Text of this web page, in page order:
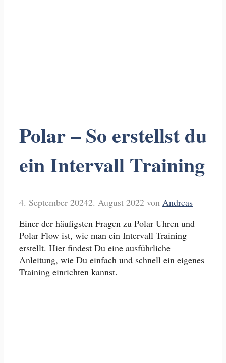
Polar – So erstellst du
ein Intervall Training
4. September 20242. August 2022 von Andreas
Einer der häufigsten Fragen zu Polar Uhren und
Polar Flow ist, wie man ein Intervall Training
erstellt. Hier findest Du eine ausführliche
Anleitung, wie Du einfach und schnell ein eigenes
Training einrichten kannst.